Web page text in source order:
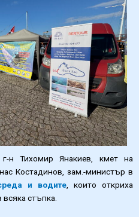
н Тихомир Янакиев, кмет на
Костадинов, зам.-министър в
и водите , които откриха
стъпка.